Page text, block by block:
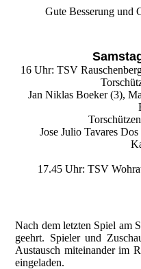
Gute Besserung und
16 Uhr: TSV
Jan Niklas Boeker (3),
Jose Julio Tavares
17.45 Uhr: TSV
Nach dem letzten Spiel am
geehrt. Spieler und
Austausch miteinander im
eingeladen.